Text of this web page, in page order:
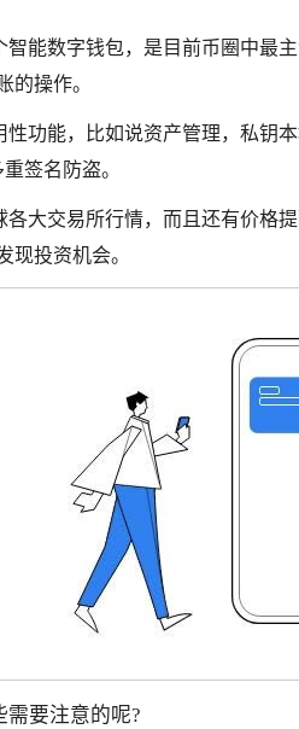
智能数字钱包，是目前币圈中最
的操作。
性功能，比如说资产管理，私钥
签名防盗。
各大交易所行情，而且还有价格
现投资机会。
需要注意的呢?